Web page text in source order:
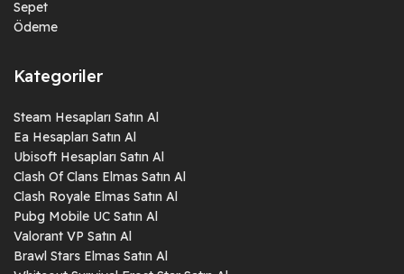
Sepet
Ödeme
Kategoriler
Steam Hesapları Satın Al
Ea Hesapları Satın Al
Ubisoft Hesapları Satın Al
Clash Of Clans Elmas Satın Al
Clash Royale Elmas Satın Al
Pubg Mobile UC Satın Al
Valorant VP Satın Al
Brawl Stars Elmas Satın Al